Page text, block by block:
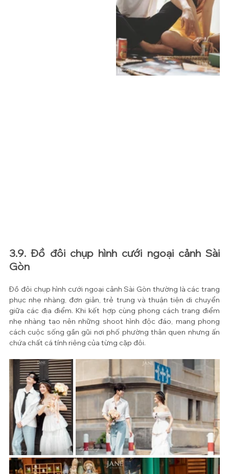
3.9. Đồ đôi chụp hình cưới ngoại cảnh Sài
Gòn
Đồ đôi chụp hình cưới ngoại cảnh Sài Gòn thường là các trang
phục nhẹ nhàng, đơn giản, trẻ trung và thuận tiện di chuyển
giữa các địa điểm. Khi kết hợp cùng phong cách trang điểm
nhẹ nhàng tạo nên những shoot hình độc đáo, mang phong
cách cuộc sống gần gũi nơi phố phường thân quen nhưng ấn
chứa chất cá tính riêng của từng cặp đôi.